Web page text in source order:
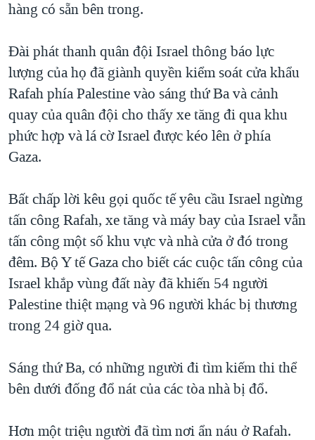
hàng có sẵn bên trong.
Đài phát thanh quân đội Israel thông báo lực
lượng của họ đã giành quyền kiểm soát cửa khẩu
Rafah phía Palestine vào sáng thứ Ba và cảnh
quay của quân đội cho thấy xe tăng đi qua khu
phức hợp và lá cờ Israel được kéo lên ở phía
Gaza.
Bất chấp lời kêu gọi quốc tế yêu cầu Israel ngừng
tấn công Rafah, xe tăng và máy bay của Israel vẫn
tấn công một số khu vực và nhà cửa ở đó trong
đêm. Bộ Y tế Gaza cho biết các cuộc tấn công của
Israel khắp vùng đất này đã khiến 54 người
Palestine thiệt mạng và 96 người khác bị thương
trong 24 giờ qua.
Sáng thứ Ba, có những người đi tìm kiếm thi thể
bên dưới đống đổ nát của các tòa nhà bị đổ.
Hơn một triệu người đã tìm nơi ẩn náu ở Rafah.